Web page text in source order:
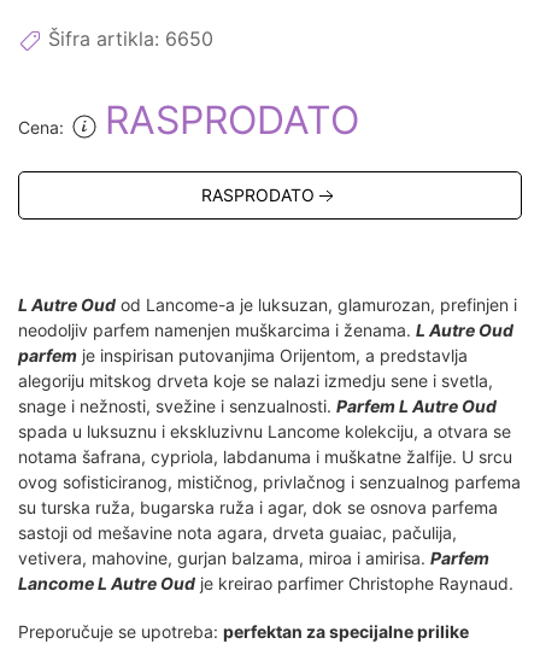
Šifra artikla: 6650
Cena: RASPRODATO
RASPRODATO
L Autre Oud od Lancome-a je luksuzan, glamurozan, prefinjen i
neodoljiv parfem namenjen muškarcima i ženama. L Autre Oud
parfem je inspirisan putovanjima Orijentom, a predstavlja
alegoriju mitskog drveta koje se nalazi izmedju sene i svetla,
snage i nežnosti, svežine i senzualnosti. Parfem L Autre Oud
spada u luksuznu i ekskluzivnu Lancome kolekciju, a otvara se
notama šafrana, cypriola, labdanuma i muškatne žalfije. U srcu
ovog sofisticiranog, mističnog, privlačnog i senzualnog parfema
su turska ruža, bugarska ruža i agar, dok se osnova parfema
sastoji od mešavine nota agara, drveta guaiac, pačulija,
vetivera, mahovine, gurjan balzama, miroa i amirisa. Parfem
Lancome L Autre Oud je kreirao parfimer Christophe Raynaud.
Preporučuje se upotreba: perfektan za specijalne prilike